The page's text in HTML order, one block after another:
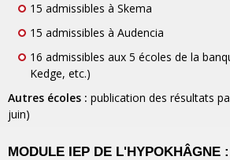
15 admissibles à Skema
15 admissibles à Audencia
16 admissibles aux 5 écoles de la
Kedge, etc.)
Autres écoles : publication des résultats
juin)
MODULE IEP DE L'HYPOKHÂGNE